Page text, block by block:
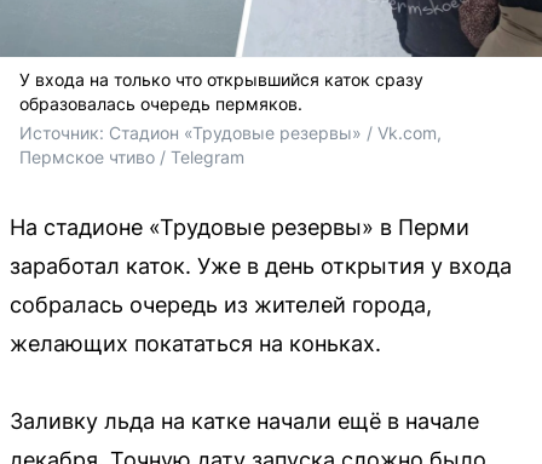
У входа на только что открывшийся каток сразу
образовалась очередь пермяков.
Источник: Стадион «Трудовые резервы» / Vk.com,
Пермское чтиво / Telegram
На стадионе «Трудовые резервы» в Перми
заработал каток. Уже в день открытия у входа
собралась очередь из жителей города,
желающих покататься на коньках.
Заливку льда на катке начали ещё в начале